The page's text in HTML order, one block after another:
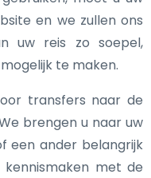
en we zullen ons
uw reis zo soepel,
te maken.
transfers naar de
brengen u naar uw
een ander belangrijk
met de